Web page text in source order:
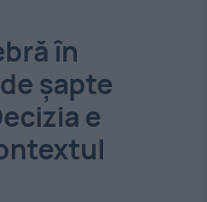
în
șapte
e